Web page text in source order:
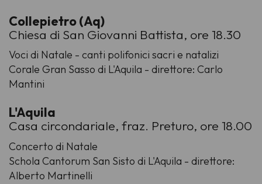
Collepietro (Aq)
Chiesa di San Giovanni Battista, ore 18.30
Voci di Natale - canti polifonici sacri e natalizi
Corale Gran Sasso di L'Aquila - direttore: Carlo
Mantini
L'Aquila
Casa circondariale, fraz. Preturo, ore 18.00
Concerto di Natale
Schola Cantorum San Sisto di L'Aquila - direttore:
Alberto Martinelli